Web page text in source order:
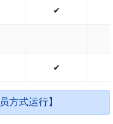
✔
✔
方式运行】